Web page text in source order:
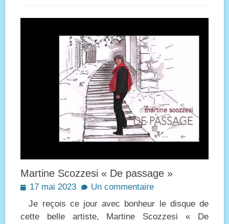
Martine Scozzesi « De passage »
Posted
17 mai 2023
Un commentaire
Je reçois ce jour avec bonheur le disque de
cette belle artiste, Martine Scozzesi « De